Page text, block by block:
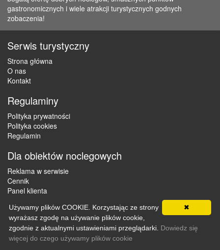
gastronomicznych i wiele atrakcji turystycznych godnych
zobaczenia!
Serwis turystyczny
Strona główna
O nas
Kontakt
Regulaminy
Polityka prywatności
Polityka cookies
Regulamin
Dla obiektów noclegowych
Reklama w serwisie
Cennik
Panel klienta
Copyright © 2012 - 2026 ZaklepNocleg.pl. Wszystkie prawa
zastrzeżone
✖
Używamy plików COOKIE. Korzystając ze strony
wyrażasz zgodę na używanie plików cookie,
zgodnie z aktualnymi ustawieniami przeglądarki. Dowiedz się
więcej do czego używamy plików cookie